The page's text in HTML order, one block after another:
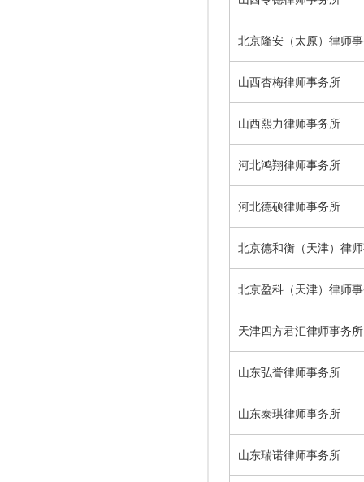
北京隆安（太原）律师
山西杏梅律师事务所
山西熙力律师事务所
河北鸿翔律师事务所
河北德硕律师事务所
北京德和衡（天津）律
北京盈科（天津）律师
天津四方君汇律师事务所
山东弘誉律师事务所
山东泰琪律师事务所
山东瑞诺律师事务所